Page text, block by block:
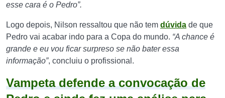
esse cara é o Pedro”.
Logo depois, Nilson ressaltou que não tem dúvida de que
Pedro vai acabar indo para a Copa do mundo. “A chance é
grande e eu vou ficar surpreso se não bater essa
informação”, concluiu o profissional.
Vampeta defende a convocação de